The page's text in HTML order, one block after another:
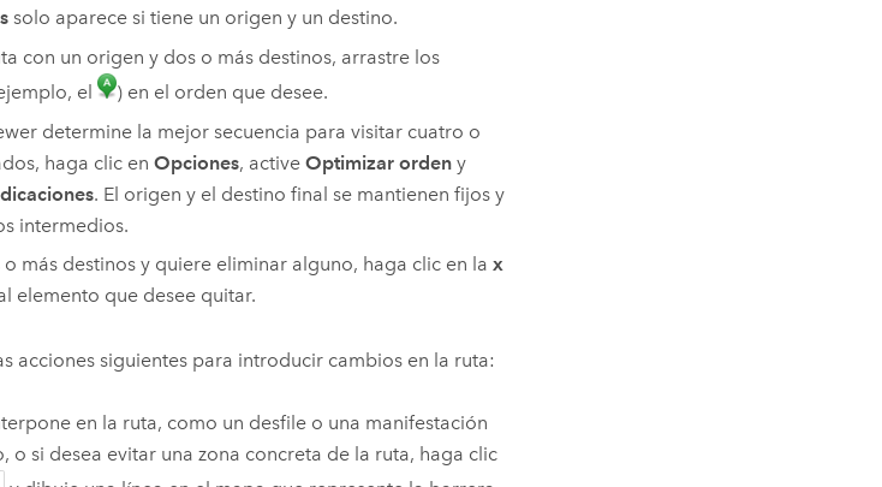
solo aparece si tiene un origen y un destino.
con un origen y dos o más destinos, arrastre los
el
) en el orden que desee.
determine la mejor secuencia para visitar cuatro o
haga clic en Opciones, active Optimizar ordeny
. El origen y el destino final se mantienen fijos y
intermedios.
más destinos y quiere eliminar alguno, haga clic en la x
elemento que desee quitar.
acciones siguientes para introducir cambios en la ruta:
en la ruta, como un desfile o una manifestación
o si desea evitar una zona concreta de la ruta, haga clic